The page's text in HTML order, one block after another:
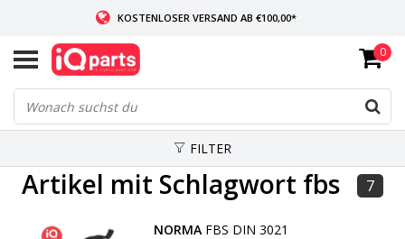
KOSTENLOSER VERSAND AB €100,00*
WENN AUF LAGER: VOR 14:00 UHR BESTELLT, VERSAND AM SELBEN TAG
WELTWEITE LIEFERUNG
0
FILTER
Artikel mit Schlagwort fbs 7
NORMA FBS DIN 3021